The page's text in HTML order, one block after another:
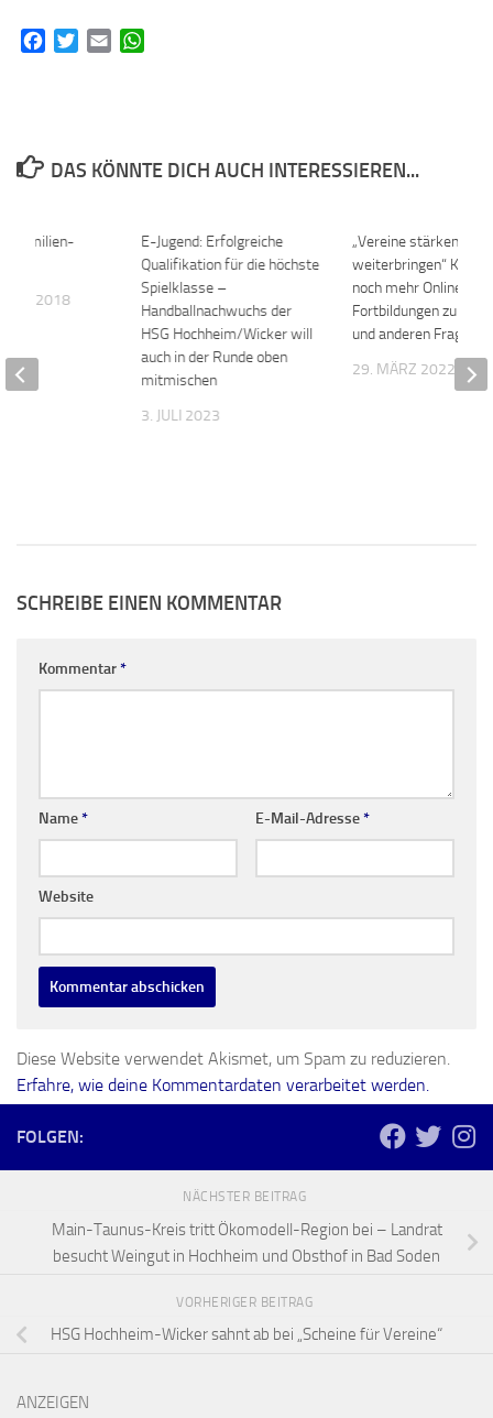
FacebookTwitterEmail
DAS KÖNNTE DICH AUCH INTERESSIEREN...
E-Jugend: Erfolgreiche
Qualifikation für die höchste
Spielklasse –
Handballnachwuchs der
HSG Hochheim/Wicker will
auch in der Runde oben
mitmischen
3. JULI 2023
„Vereine stärken und
weiterbringen“ Kreis
noch mehr Online-
Fortbildungen zu
und anderen Fragen
29. MÄRZ 2022
Familien-
2018
SCHREIBE EINEN KOMMENTAR
Kommentar*
Name* E-Mail-Adresse*
Website
Diese Website verwendet Akismet, um Spam zu reduzieren.
Erfahre, wie deine Kommentardaten verarbeitet werden.
FOLGEN:
NÄCHSTER BEITRAG
Main-Taunus-Kreis tritt Ökomodell-Region bei – Landrat
besucht Weingut in Hochheim und Obsthof in Bad Soden
VORHERIGER BEITRAG
HSG Hochheim-Wicker sahnt ab bei „Scheine für Vereine“
ANZEIGEN